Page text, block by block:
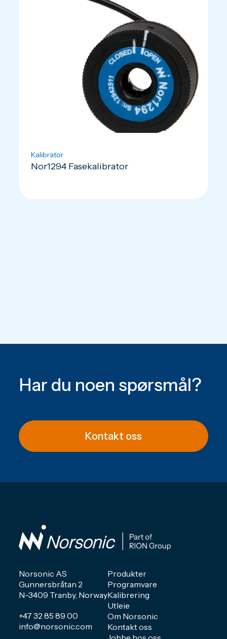
Kalibrator
Nor1294 Fasekalibrator
Har du noen spørsmål?
Kontakt oss
Norsonic AS
Gunnersbråtan 2
N-3409 Tranby, Norway
+47 32 85 89 00
info@norsonic.com
Produkter
Programvare
Kalibrering
Utleie
Om Norsonic
Kontakt oss